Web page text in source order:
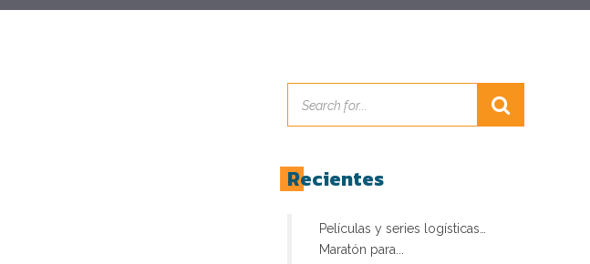
Recientes
Películas y series logísticas…
Maratón para...